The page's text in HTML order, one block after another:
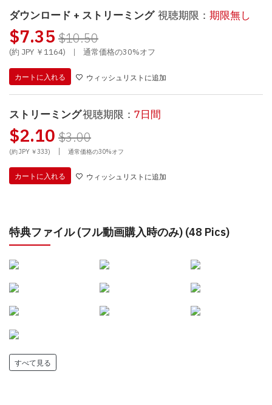
ダウンロード + ストリーミング 視聴期限： 期限無し
$7.35 $10.50
(約 JPY ￥1164) | 通常価格の30%オフ
カートに入れる ウィッシュリストに追加
ストリーミング視聴期限： 7日間
$2.10 $3.00
(約 JPY ￥333) | 通常価格の30%オフ
カートに入れる ウィッシュリストに追加
特典ファイル (フル動画購入時のみ) (48 Pics)
すべて見る